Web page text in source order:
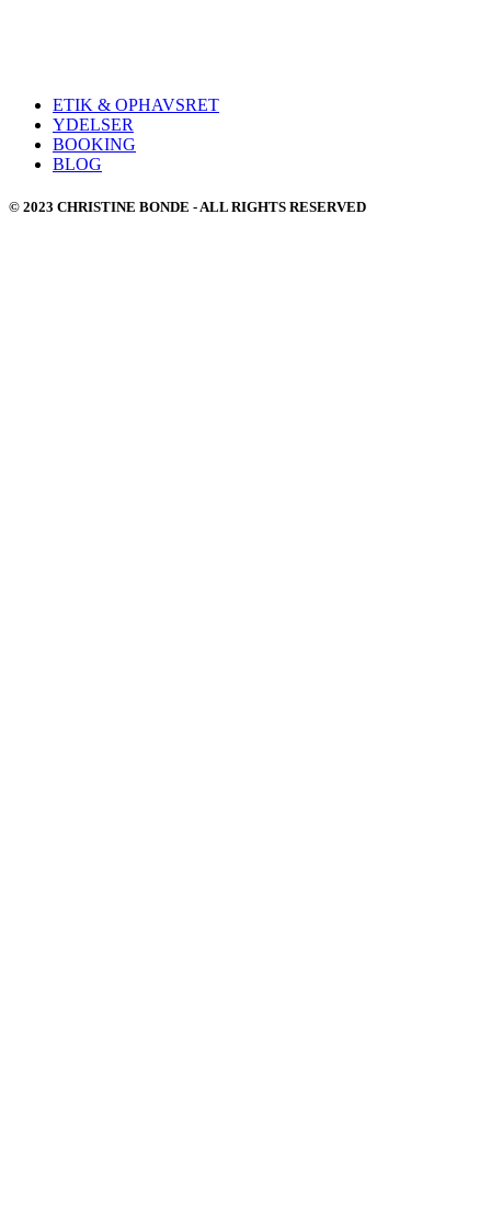
ETIK & OPHAVSRET
YDELSER
BOOKING
BLOG
© 2023 CHRISTINE BONDE - ALL RIGHTS RESERVED